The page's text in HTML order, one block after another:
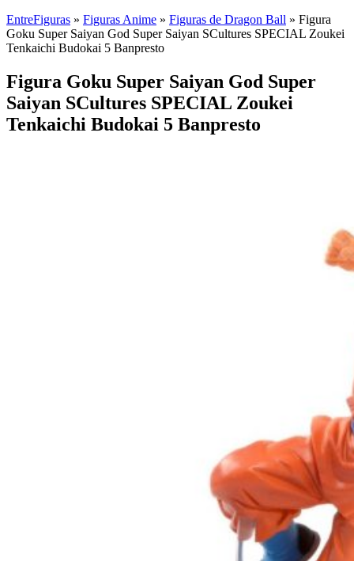
EntreFiguras » Figuras Anime » Figuras de Dragon Ball » Figura
Goku Super Saiyan God Super Saiyan SCultures SPECIAL Zoukei
Tenkaichi Budokai 5 Banpresto
Figura Goku Super Saiyan God Super
Saiyan SCultures SPECIAL Zoukei
Tenkaichi Budokai 5 Banpresto